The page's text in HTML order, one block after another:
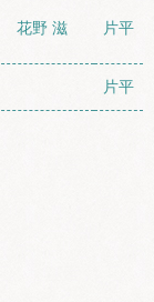
花野 滋 片平
片平